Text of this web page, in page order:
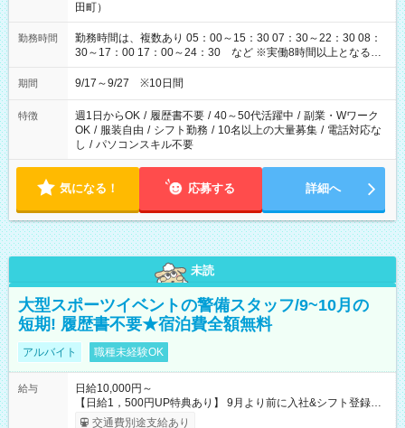
田町）
勤務時間
勤務時間は、複数あり 05：00～15：30 07：30～22：30 08：
30～17：00 17：00～24：30 など ※実働8時間以上となる勤
務もあります。 【休憩】60分+他休憩あり 交替で取得します。
安全面に配慮しこまめな休憩があります。
期間 9/17～9/27 ※10日間
特徴 週1日からOK / 履歴書不要 / 40～50代活躍中 / 副業・Wワーク
OK / 服装自由 / シフト勤務 / 10名以上の大量募集 / 電話対応な
し / パソコンスキル不要
気になる！ 応募する 詳細へ
未読
大型スポーツイベントの警備スタッフ/9~10月の
短期! 履歴書不要★宿泊費全額無料
アルバイト 職種未経験OK
給与
日給10,000円～
【日給1，500円UP特典あり】 9月より前に入社&シフト登録す
ると 期間中(9/16~10/23) の日給がUP! 日給1万1500円でしっか
交通費別途支給あり